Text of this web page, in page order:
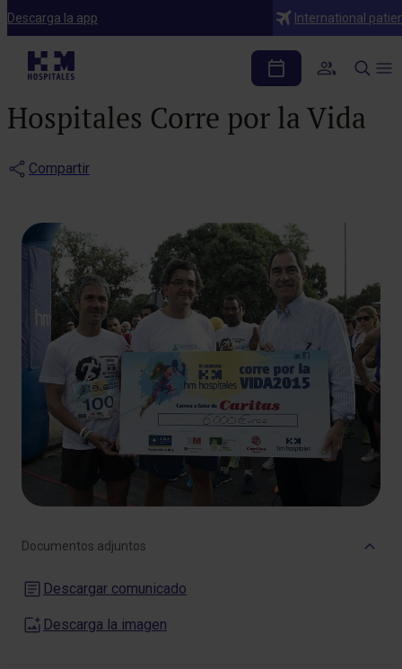
Descarga la app International
Notas de prensa
800 personas participan
en la VI Carrera Popular HM
Hospitales Corre por la Vida
Compartir
Documentos adjuntos
Descargar comunicado
Descarga la imagen